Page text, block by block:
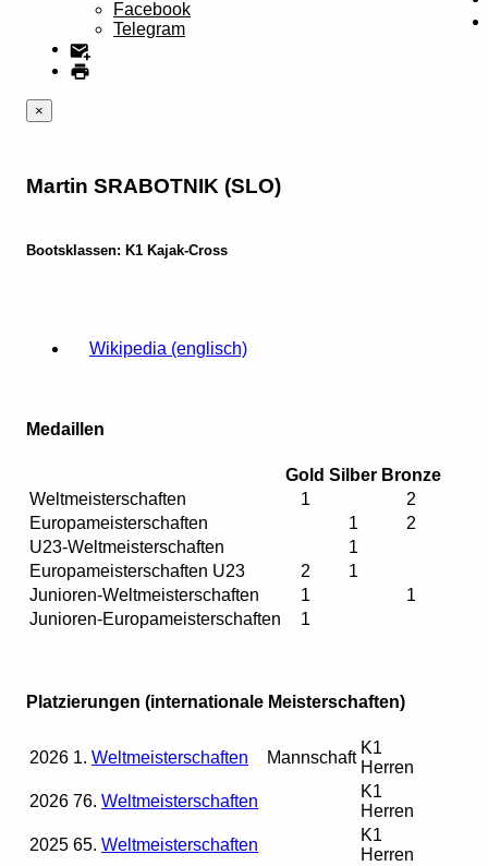
Facebook
Telegram
×
Martin SRABOTNIK (SLO)
Bootsklassen: K1 Kajak-Cross
Wikipedia (englisch)
Medaillen
Gold Silber Bronze
Weltmeisterschaften
1
2
Europameisterschaften
1
2
U23-Weltmeisterschaften
1
Europameisterschaften U23
2
1
Junioren-Weltmeisterschaften
1
1
Junioren-Europameisterschaften
1
Platzierungen (internationale Meisterschaften)
2026 1. Weltmeisterschaften Mannschaft
K1
Herren
2026 76. Weltmeisterschaften
K1
Herren
2025 65. Weltmeisterschaften
K1
Herren